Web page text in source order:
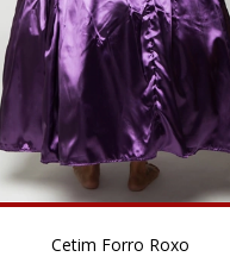
Cetim Forro Roxo